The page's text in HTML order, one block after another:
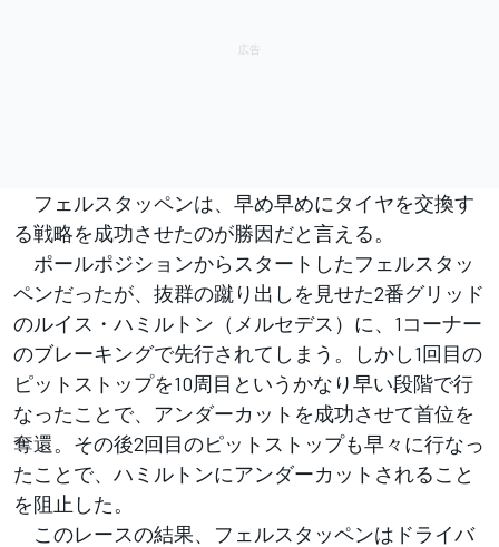
フェルスタッペンは、早め早めにタイヤを交換す
る戦略を成功させたのが勝因だと言える。
ポールポジションからスタートしたフェルスタッ
ペンだったが、抜群の蹴り出しを見せた2番グリッド
のルイス・ハミルトン（メルセデス）に、1コーナー
のブレーキングで先行されてしまう。しかし1回目の
ピットストップを10周目というかなり早い段階で行
なったことで、アンダーカットを成功させて首位を
奪還。その後2回目のピットストップも早々に行なっ
たことで、ハミルトンにアンダーカットされること
を阻止した。
このレースの結果、フェルスタッペンはドライバ